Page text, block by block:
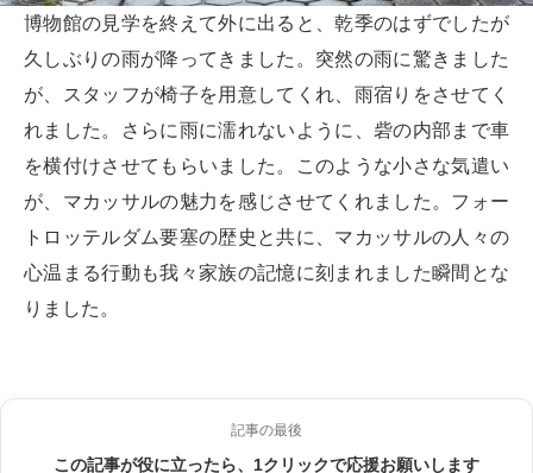
博物館の見学を終えて外に出ると、乾季のはずでしたが
久しぶりの雨が降ってきました。突然の雨に驚きました
が、スタッフが椅子を用意してくれ、雨宿りをさせてく
れました。さらに雨に濡れないように、砦の内部まで車
を横付けさせてもらいました。このような小さな気遣い
が、マカッサルの魅力を感じさせてくれました。フォー
トロッテルダム要塞の歴史と共に、マカッサルの人々の
心温まる行動も我々家族の記憶に刻まれました瞬間とな
りました。
記事の最後
この記事が役に立ったら、1クリックで応援お願いします